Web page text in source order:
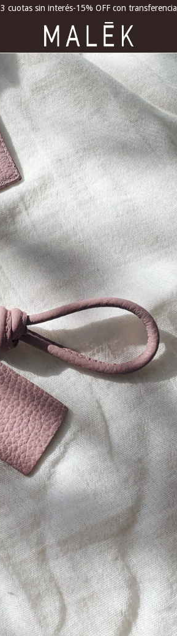
3 cuotas sin interés-15% OFF con transferencia